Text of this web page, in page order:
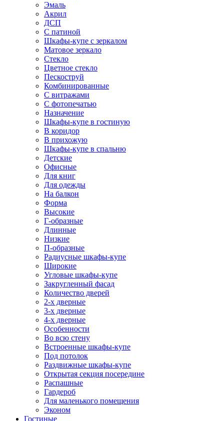
Эмаль
Акрил
ДСП
С патиной
Шкафы-купе с зеркалом
Матовое зеркало
Стекло
Цветное стекло
Пескоструй
Комбинированные
С витражами
С фотопечатью
Назначение
Шкафы-купе в гостиную
В коридор
В прихожую
Шкафы-купе в спальню
Детские
Офисные
Для книг
Для одежды
На балкон
Форма
Высокие
Г-образные
Длинные
Низкие
П-образные
Радиусные шкафы-купе
Широкие
Угловые шкафы-купе
Закругленный фасад
Количество дверей
2-х дверные
3-х дверные
4-х дверные
Особенности
Во всю стену
Встроенные шкафы-купе
Под потолок
Раздвижные шкафы-купе
Открытая секция посередине
Распашные
Гардероб
Для маленького помещения
Эконом
Гостиные